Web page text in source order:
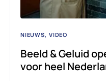
NIEUWS VIDEO
Beeld & Geluid
voor heel